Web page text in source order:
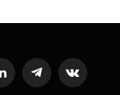
LinkedInTelegramVKontakte